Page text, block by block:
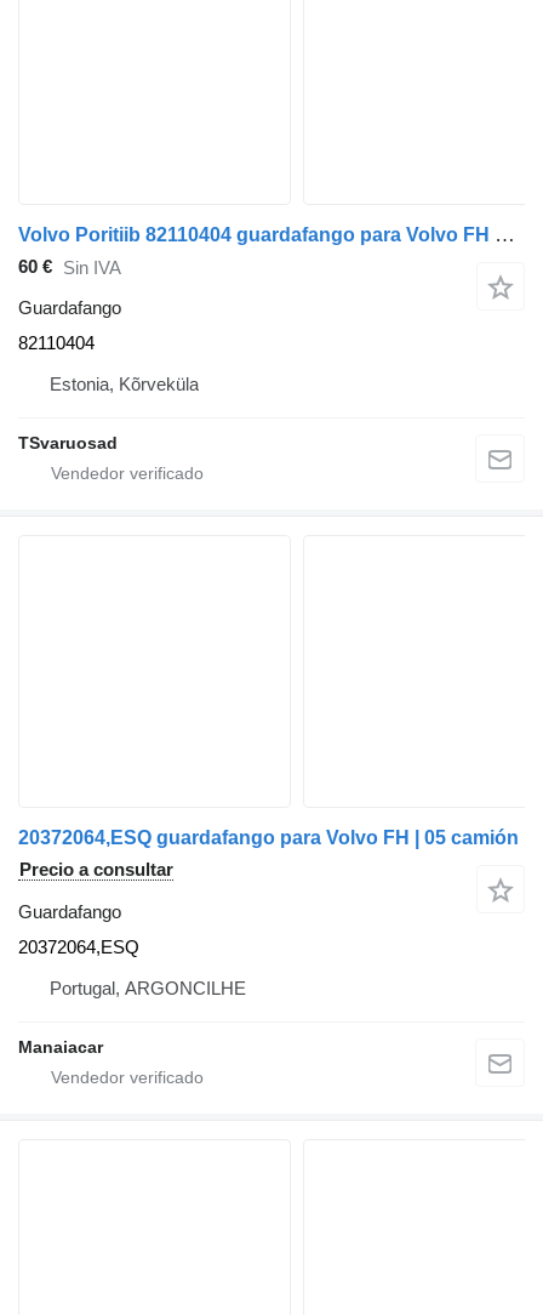
Volvo Poritiib 82110404 guardafango para Volvo FH cabeza tractora
60 € Sin IVA
Guardafango
82110404
Estonia, Kõrveküla
TSvaruosad
20372064,ESQ guardafango para Volvo FH | 05 camión
Precio a consultar
Guardafango
20372064,ESQ
Portugal, ARGONCILHE
Manaiacar